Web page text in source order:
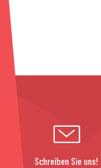
Schreiben Sie uns!